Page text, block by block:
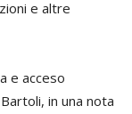
e altre
e acceso
in una nota